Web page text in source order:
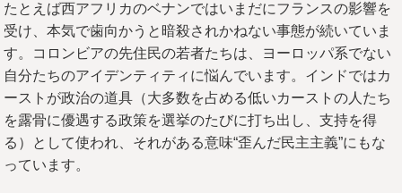
たとえば西アフリカのベナンではいまだにフランスの影響を
受け、本気で歯向かうと暗殺されかねない事態が続いていま
す。コロンビアの先住民の若者たちは、ヨーロッパ系でない
自分たちのアイデンティティに悩んでいます。インドではカ
ーストが政治の道具（大多数を占める低いカーストの人たち
を露骨に優遇する政策を選挙のたびに打ち出し、支持を得
る）として使われ、それがある意味“歪んだ民主主義”にもな
っています。